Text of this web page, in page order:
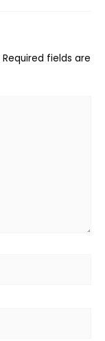
Required fields are